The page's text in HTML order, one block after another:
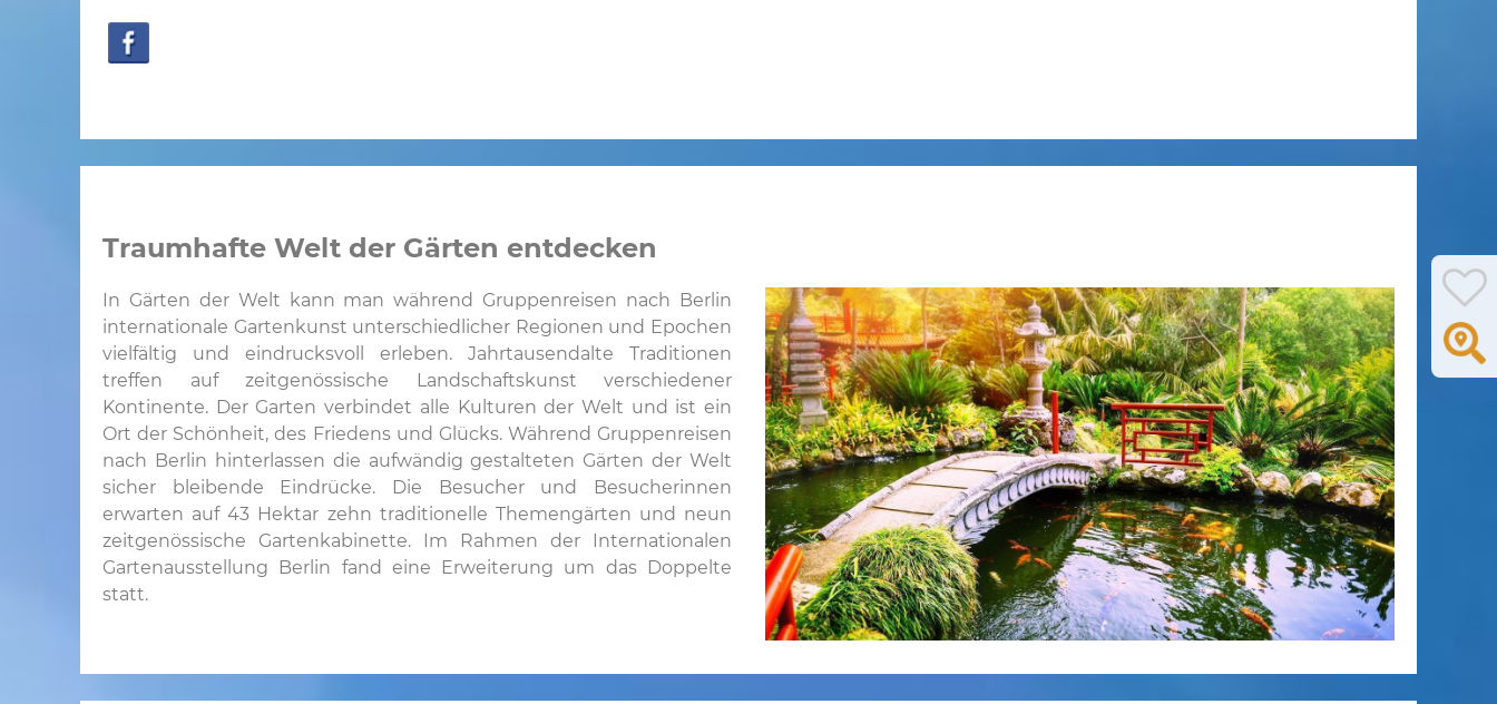
Traumhafte Welt der Gärten entdecken
In Gärten der Welt kann man während Gruppenreisen nach Berlin
internationale Gartenkunst unterschiedlicher Regionen und Epochen
vielfältig und eindrucksvoll erleben. Jahrtausendalte Traditionen
treffen auf zeitgenössische Landschaftskunst verschiedener
Kontinente. Der Garten verbindet alle Kulturen der Welt und ist ein
Ort der Schönheit, des Friedens und Glücks. Während Gruppenreisen
nach Berlin hinterlassen die aufwändig gestalteten Gärten der Welt
sicher bleibende Eindrücke. Die Besucher und Besucherinnen
erwarten auf 43 Hektar zehn traditionelle Themengärten und neun
zeitgenössische Gartenkabinette. Im Rahmen der Internationalen
Gartenausstellung Berlin fand eine Erweiterung um das Doppelte
statt.